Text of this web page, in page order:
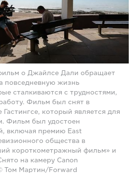
о Джайлсе Дали обращает
повседневную жизнь
сталкиваются с трудностями,
Фильм был снят в
Гастингсе, который является для
Фильм был удостоен
включая премию East
общества в
короткометражный фильм» и
на камеру Canon
Том Мартин/Forward